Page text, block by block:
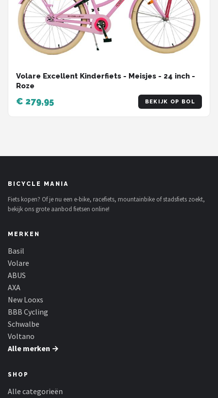
Volare Excellent Kinderfiets - Meisjes - 24 inch -
Roze
€ 279,95 BEKIJK OP BOL
BICYCLE MANIA
Fiets kopen? Of je nu een e-bike, racefiets, mountainbike of stadsfiets zoekt,
bekijk ons grote aanbod fietsen online!
MERKEN
Basil
Volare
ABUS
AXA
New Looxs
BBB Cycling
Schwalbe
Voltano
Alle merken →
SHOP
Alle categorieën